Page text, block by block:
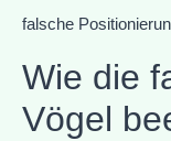
falsche
Wie die
Vögel